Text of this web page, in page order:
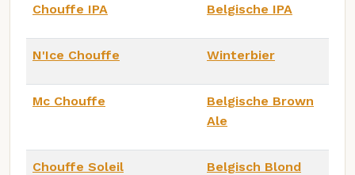
Chouffe IPA Belgische IPA
N'Ice Chouffe Winterbier
Mc Chouffe
Belgische Brown
Ale
Chouffe Soleil Belgisch Blond